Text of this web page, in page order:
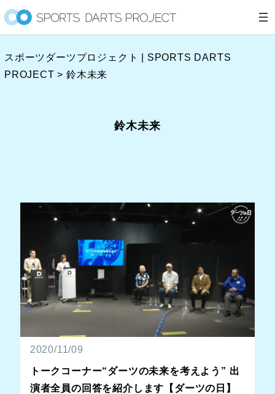
内
容
ス
キ
スポーツダーツプロジェクト | SPORTS DARTS
PROJECT >鈴木未来
鈴木未来
2020/11/09
トークコーナー“ダーツの未来を考えよう” 出
演者全員の回答を紹介します【ダーツの日】